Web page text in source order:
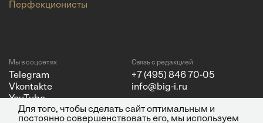
Перфекционисты
Мы в соцсетях
Telegram
Vkontakte
YouTube
Связь с редакцией
+7 (495) 846 70-05
info@big-i.ru
Для того, чтобы сделать сайт оптимальным и
постоянно совершенствовать его, мы используем